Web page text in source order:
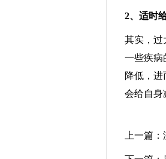
2、适时
其实，过
一些疾病
降低，
会给自身
上一篇